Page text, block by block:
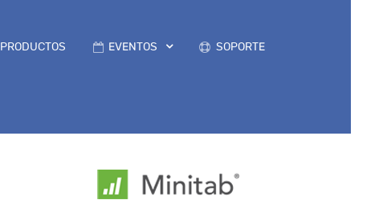
PRODUCTOS EVENTOS SOPORTE